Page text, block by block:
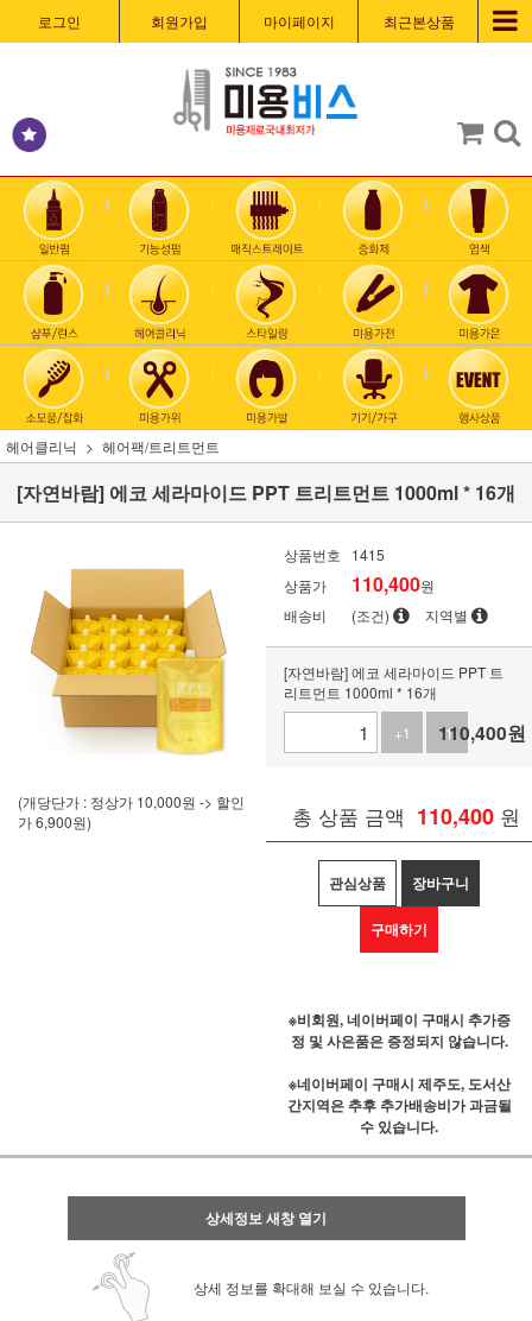
로그인 회원가입 마이페이지 최근본상품
헤어클리닉 헤어팩/트리트먼트
[자연바람] 에코 세라마이드 PPT 트리트먼트 1000ml * 16개
(개당단가 : 정상가 10,000원 -> 할인
가 6,900원)
상품번호
1415
상품가
110,400원
배송비
(조건) 지역별
[자연바람] 에코 세라마이드 PPT 트
리트먼트 1000ml * 16개
+1
-1
110,400원
총 상품 금액 110,400 원
관심상품 장바구니
구매하기
※비회원, 네이버페이 구매시 추가증
정 및 사은품은 증정되지 않습니다.
※네이버페이 구매시 제주도, 도서산
간지역은 추후 추가배송비가 과금될
수 있습니다.
상세정보 새창 열기
상세 정보를 확대해 보실 수 있습니다.